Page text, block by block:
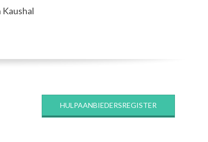
HULPAANBIEDERSREGISTER